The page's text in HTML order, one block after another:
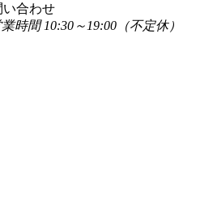
い合わせ
業時間 10:30～19:00（不定休）